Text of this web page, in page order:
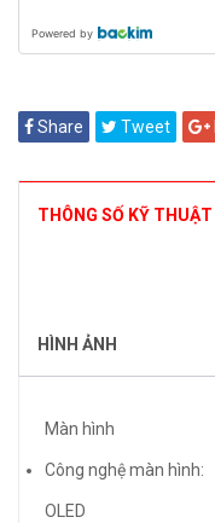
Powered by
Share Tweet
THÔNG SỐ KỸ THUẬT
HÌNH ẢNH
Màn hình
Công nghệ màn hình:
OLED